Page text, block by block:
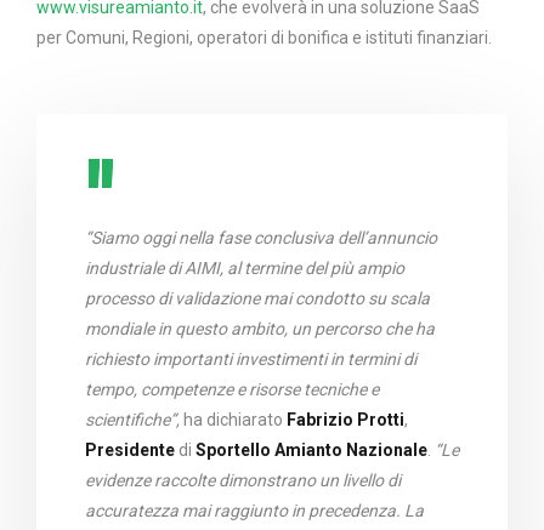
www.visureamianto.it, che evolverà in una soluzione SaaS
per Comuni, Regioni, operatori di bonifica e istituti finanziari.
“Siamo oggi nella fase conclusiva dell’annuncio
industriale di AIMI, al termine del più ampio
processo di validazione mai condotto su scala
mondiale in questo ambito, un percorso che ha
richiesto importanti investimenti in termini di
tempo, competenze e risorse tecniche e
scientifiche”, ha dichiarato Fabrizio Protti,
Presidente di Sportello Amianto Nazionale. “Le
evidenze raccolte dimonstrano un livello di
accuratezza mai raggiunto in precedenza. La